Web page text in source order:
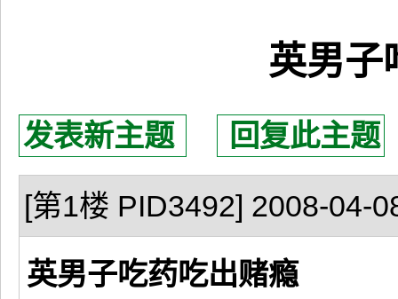
英男子
发表新主题 回复此主题
[第1楼 PID3492] 2008-04-
英男子吃药吃出赌瘾